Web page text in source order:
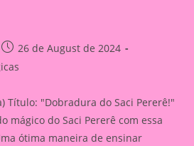
Post
published:
26 de August de 2024
Título: "Dobradura do Saci Pererê!"
mágico do Saci Pererê com essa
ótima maneira de ensinar